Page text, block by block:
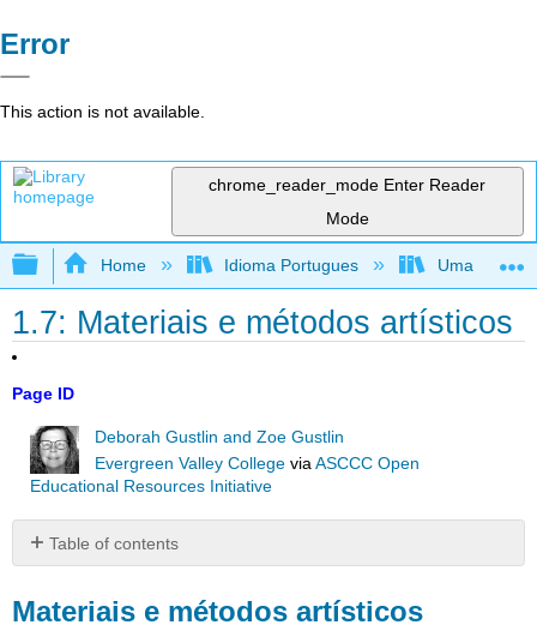
Error
This action is not available.
chrome_reader_mode Enter Reader
Mode
Expand/collapse global hierarchy
Home Idioma Portugues Uma
1.7: Materiais e métodos artísticos
Page ID
Deborah Gustlin and Zoe Gustlin
Evergreen Valley College viaASCCC Open
Educational Resources Initiative
Table of contents
e
métodos
Materiais e métodos artísticos